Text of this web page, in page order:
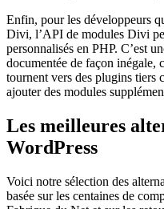
Enfin, pour les développeurs
Divi, l’API de modules Divi
personnalisés en PHP. C’est
documentée de façon inégale,
tournent vers des plugins
ajouter des modules
Les meilleures
WordPress
Voici notre sélection des
basée sur les centaines de